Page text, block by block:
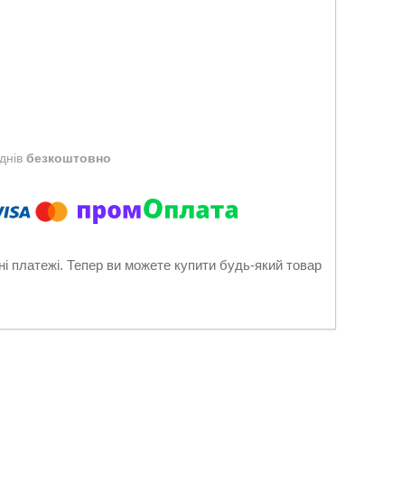
безкоштовно
платежі. Тепер ви можете купити будь-який товар